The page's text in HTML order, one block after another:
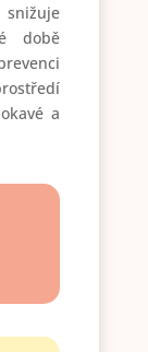
době
a